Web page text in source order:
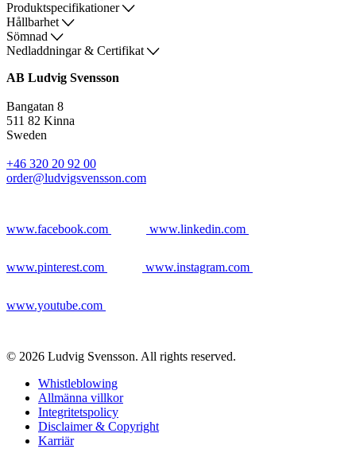
Produktspecifikationer
Hållbarhet
Sömnad
Nedladdningar & Certifikat
AB Ludvig Svensson
Bangatan 8
511 82 Kinna
Sweden
+46 320 20 92 00
order@ludvigsvensson.com
www.facebook.com www.linkedin.com
www.pinterest.com www.instagram.com
www.youtube.com
© 2026 Ludvig Svensson. All rights reserved.
Whistleblowing
Allmänna villkor
Integritetspolicy
Disclaimer & Copyright
Karriär